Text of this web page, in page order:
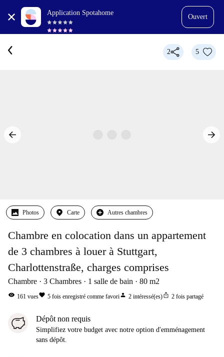
Application Spotahome
Ouvert
2 5
Photos Carte Autres chambres
Chambre en colocation dans un appartement
de 3 chambres à louer à Stuttgart,
Charlottenstraße, charges comprises
Chambre 3 Chambres 1 salle de bain 80 m2
visibility 161 vuesfavorite 5 fois enregistré comme favoriperson 2 intéressé(es)ios_share 2 fois partagé
Dépôt non requis
Simplifiez votre budget avec notre option d'emménagement
sans dépôt.